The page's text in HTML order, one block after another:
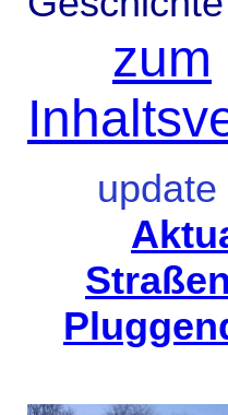
zum
update